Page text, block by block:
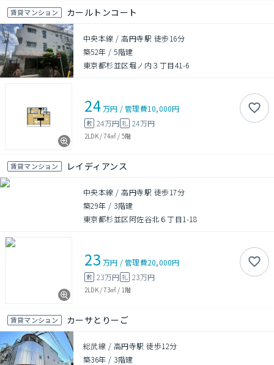
賃貸マンション カールトンコート
中央本線 / 高円寺駅 徒歩16分
築52年 /5階建
東京都杉並区堀ノ内３丁目41-6
24万円 /管理費10,000円
敷 24万円 礼 24万円
2LDK/74㎡ / 5階
賃貸マンション レイディアンス
中央本線 / 高円寺駅 徒歩17分
築29年 / 3階建
東京都杉並区阿佐谷北６丁目1-18
23 万円 /管理費20,000円
敷 23万円 礼 23万円
2LDK/73㎡ / 1階
賃貸マンション カーサとりーご
総武線 / 高円寺駅 徒歩12分
築36年 / 3階建